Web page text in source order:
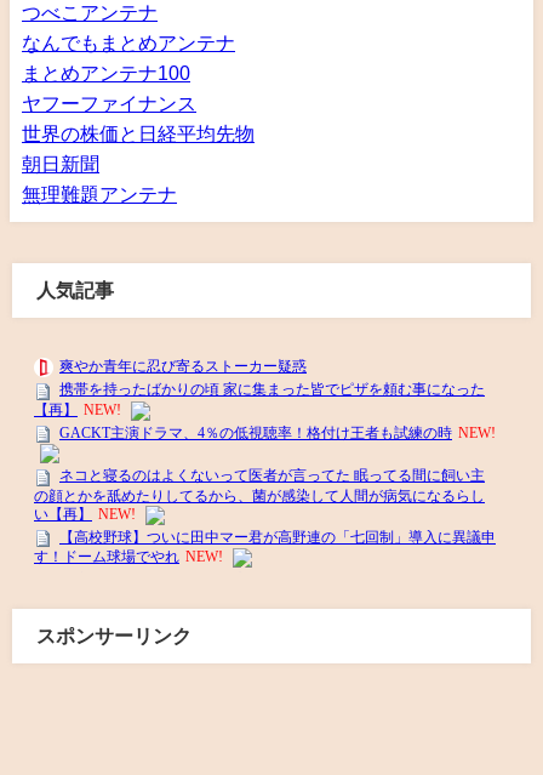
つべこアンテナ
なんでもまとめアンテナ
まとめアンテナ100
ヤフーファイナンス
世界の株価と日経平均先物
朝日新聞
無理難題アンテナ
人気記事
スポンサーリンク